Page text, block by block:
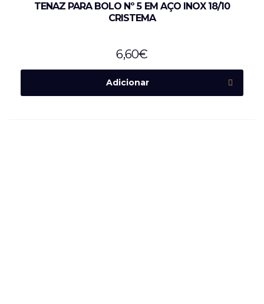
TENAZ PARA BOLO Nº 5 EM AÇO INOX 18/10
CRISTEMA
6,60€
Adicionar